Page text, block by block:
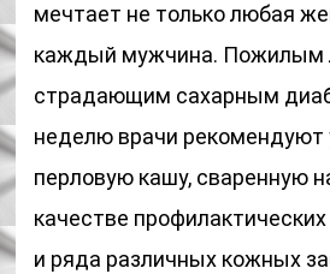
мечтает не только любая
каждый мужчина. Пожилым
страдающим сахарным
неделю врачи рекомендуют
перловую кашу, сваренную
качестве
и ряда различных кожных